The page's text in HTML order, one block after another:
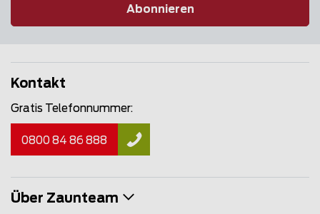
Abonnieren
Kontakt
Gratis Telefonnummer:
0800 84 86 888
Über Zaunteam